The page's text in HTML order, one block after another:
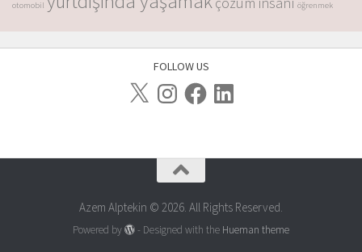
otomobil öğrenmek
FOLLOW US
Azem Alptekin © 2026. All Rights Reserved.
Powered by - Designed with the Hueman theme